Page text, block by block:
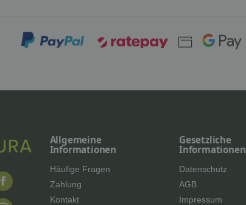
Allgemeine
Informationen
Häufige Fragen
Zahlung
Kontakt
Gesetzliche
Informationen
Datenschutz
AGB
Impressum